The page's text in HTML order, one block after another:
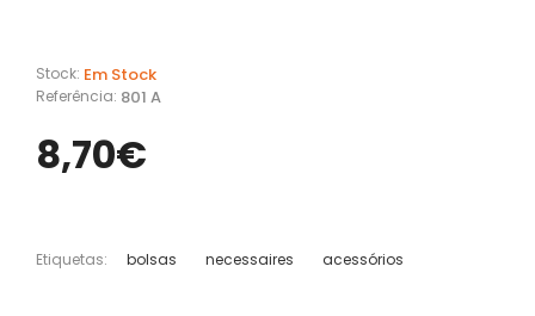
Stock: Em Stock
Referência: 801 A
8,70€
Etiquetas: bolsas necessaires acessórios